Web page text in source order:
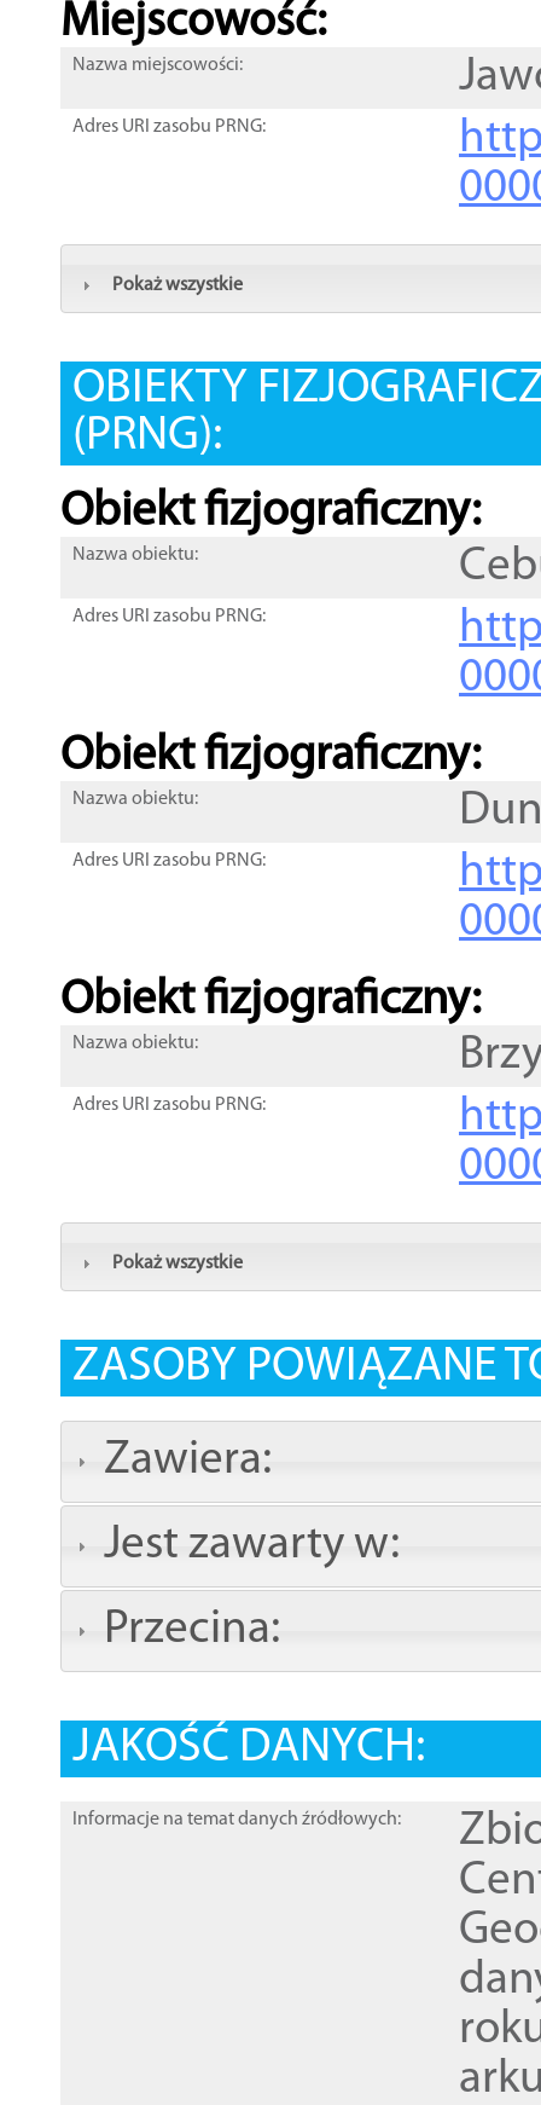
Miejscowość:
Nazwa miejscowości:
Adres URI zasobu PRNG:
Pokaż wszystkie
OBIEKTY
(PRNG):
Obiekt fizjograficzny:
Nazwa obiektu:
Adres URI zasobu PRNG:
Obiekt fizjograficzny:
Nazwa obiektu:
Adres URI zasobu PRNG:
Obiekt fizjograficzny:
Nazwa obiektu:
Adres URI zasobu PRNG:
Pokaż wszystkie
ZASOBY POWIĄZANE
Zawiera:
Jest zawarty w:
Przecina:
JAKOŚĆ DANYCH:
Informacje na temat danych źródłowych: